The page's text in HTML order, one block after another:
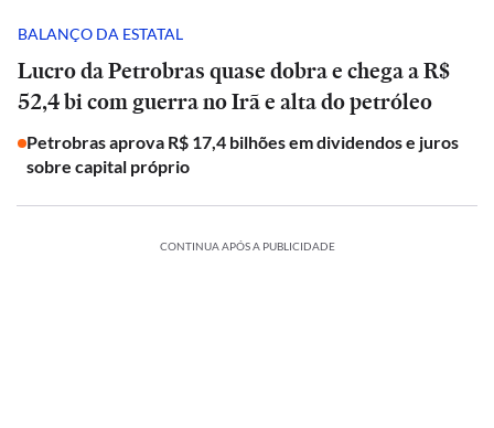
BALANÇO DA ESTATAL
Lucro da Petrobras quase dobra e chega a R$
52,4 bi com guerra no Irã e alta do petróleo
Petrobras aprova R$ 17,4 bilhões em dividendos e juros
sobre capital próprio
CONTINUA APÓS A PUBLICIDADE